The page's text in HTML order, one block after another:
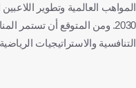
المواهب العالمية وتطوير
2030. ومن المتوقع أن تستمر
التنافسية والاستراتيجيات